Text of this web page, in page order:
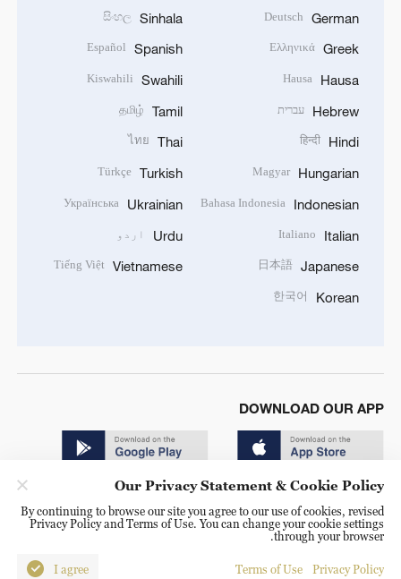
German
Deutsch
Greek
Ελληνικά
Hausa
Hausa
Hebrew עברית
Hindi
हिन्दी
Hungarian
Magyar
Indonesian
Bahasa Indonesia
Italian
Italiano
Japanese
日本語
Korean
한국어
Sinhala
සිංහල
Spanish
Español
Swahili
Kiswahili
Tamil
தமிழ்
Thai
ไทย
Turkish
Türkçe
Ukrainian
Українська
Urdu اردو
Vietnamese
Tiếng Việt
DOWNLOAD OUR APP
© China Radio International.CRI. All Rights Reserved. 16A
Shijingshan Road, Beijing, China. 100040
Our Privacy Statement & Cookie Policy
By continuing to browse our site you agree to our use of cookies, revised
Privacy Policy and Terms of Use. You can change your cookie settings
through your browser.
Privacy Policy
Terms of Use
I agree